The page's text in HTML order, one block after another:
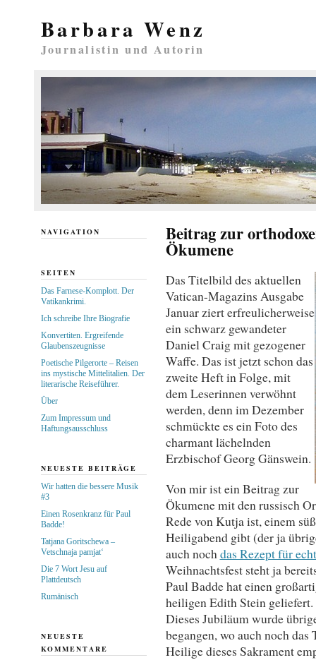
Barbara Wenz
Journalistin und Autorin
Beitrag zur
Ökumene
Das Titelbild des aktuellen
Vatican-Magazins Ausgabe
Januar ziert erfreulicherweise
ein schwarz gewandeter
Daniel Craig mit gezogener
Waffe. Das ist jetzt schon das
zweite Heft in Folge, mit
dem Leserinnen verwöhnt
werden, denn im Dezember
schmückte es ein Foto des
charmant lächelnden
Erzbischof Georg Gänswein.
Von mir ist ein Beitrag zur
Ökumene mit den russisch
Rede von Kutja ist, einem
Heiligabend gibt (der ja
auch nochdas Rezept für
Weihnachtsfest steht ja
Paul Badde hat einen
heiligen Edith Stein geliefert.
Dieses Jubiläum wurde
begangen, wo auch noch das
Heilige dieses Sakrament
NAVIGATION
SEITEN
Das Farnese-Komplott. Der
Vatikankrimi.
Ich schreibe Ihre Biografie
Konvertiten. Ergreifende
Glaubenszeugnisse
Poetische Pilgerorte – Reisen
ins mystische Mittelitalien. Der
literarische Reiseführer.
Über
Zum Impressum und
Haftungsausschluss
NEUESTE BEITRÄGE
Wir hatten die bessere Musik
#3
Einen Rosenkranz für Paul
Badde!
Tatjana Goritschewa –
Vetschnaja pamjat‘
Die 7 Wort Jesu auf
Plattdeutsch
Rumänisch
NEUESTE
KOMMENTARE